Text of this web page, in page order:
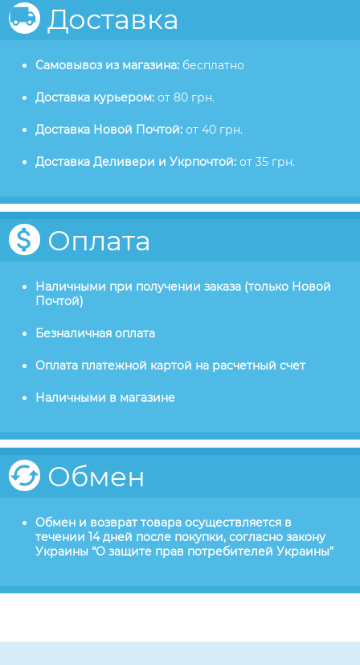
Доставка
Самовывоз из магазина: бесплатно
Доставка курьером: от 80 грн.
Доставка Новой Почтой: от 40 грн.
Доставка Деливери и Укрпочтой: от 35 грн.
Оплата
Наличными при получении заказа (только Новой
Почтой)
Безналичная оплата
Оплата платежной картой на расчетный счет
Наличными в магазине
Обмен
Обмен и возврат товара осуществляется в
течении 14 дней после покупки, согласно закону
Украины “О защите прав потребителей Украины”